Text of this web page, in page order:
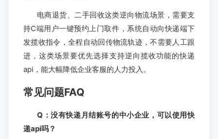
电商退货、二手回收这类逆向物流场景，需要支
持C端用户一键预约上门取件，系统自动向快递端下
发揽收指令，全程自动回传物流轨迹，不需要人工跟
进，这类场景要优先选择支持逆向揽收功能的快递
api，能大幅降低企业客服的人力投入。
常见问题FAQ
Q：没有快递月结账号的中小企业，可以使用快
递api吗？